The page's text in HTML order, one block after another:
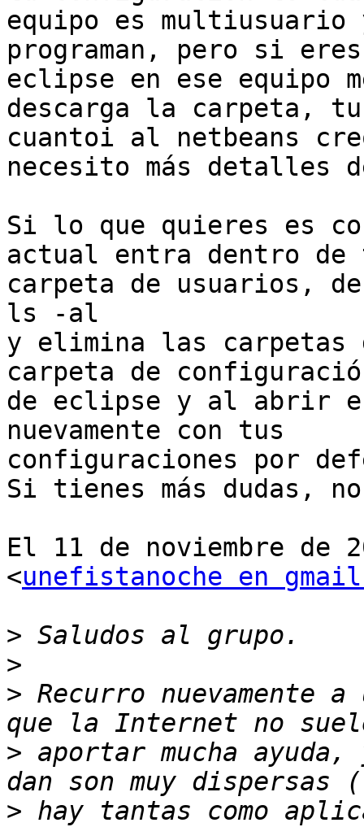
equipo es multiusuario
programan, pero si
eclipse en ese equipo
descarga la carpeta, tu
cuantoi al netbeans
necesito más detalles
Si lo que quieres es
actual entra dentro de
carpeta de usuarios,
ls -al
y elimina las
carpeta de
de eclipse y al abrir
nuevamente con tus
configuraciones por
Si tienes más dudas,
El 11 de noviembre de
<unefistanoche en
>
>
> Recurro nuevamente
> aportar mucha
> hay tantas como